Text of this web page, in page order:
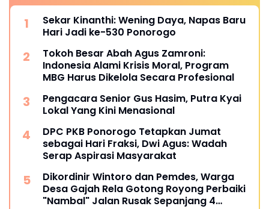
Sekar Kinanthi: Wening Daya, Napas Baru
Hari Jadi ke-530 Ponorogo
Tokoh Besar Abah Agus Zamroni:
Indonesia Alami Krisis Moral, Program
MBG Harus Dikelola Secara Profesional
Pengacara Senior Gus Hasim, Putra Kyai
Lokal Yang Kini Menasional
DPC PKB Ponorogo Tetapkan Jumat
sebagai Hari Fraksi, Dwi Agus: Wadah
Serap Aspirasi Masyarakat
Dikordinir Wintoro dan Pemdes, Warga
Desa Gajah Rela Gotong Royong Perbaiki
"Nambal" Jalan Rusak Sepanjang 4